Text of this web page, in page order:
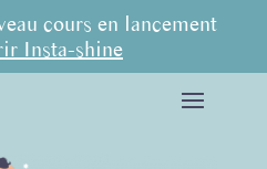
cours en lancement
Insta-shine